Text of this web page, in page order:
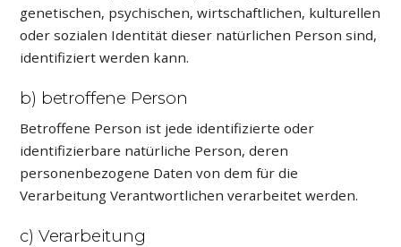
genetischen, psychischen, wirtschaftlichen, kulturellen
oder sozialen Identität dieser natürlichen Person sind,
identifiziert werden kann.
b) betroffene Person
Betroffene Person ist jede identifizierte oder
identifizierbare natürliche Person, deren
personenbezogene Daten von dem für die
Verarbeitung Verantwortlichen verarbeitet werden.
c) Verarbeitung